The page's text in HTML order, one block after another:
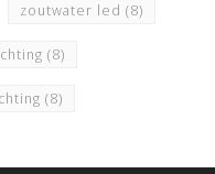
zoutwater led (8)
(8)
(8)